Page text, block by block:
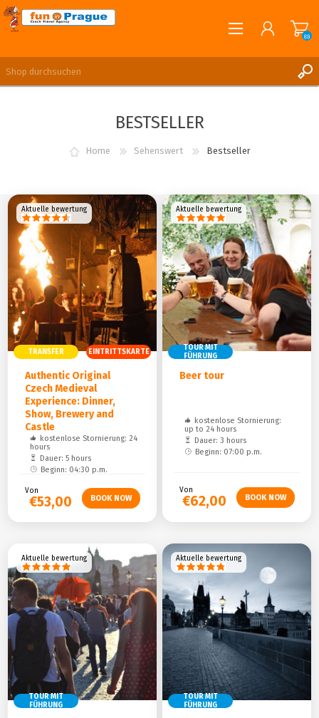
(0)
BESTSELLER
Home Sehenswert Bestseller
TRANSFER EINTRITTSKARTE
Authentic Original
Czech Medieval
Experience: Dinner,
Show, Brewery and
Castle
kostenlose Stornierung: 24
hours
Dauer: 5 hours
Beginn: 04:30 p.m.
Aktuelle bewertung
Von
€53,00
TOUR MIT
FÜHRUNG
Beer tour
kostenlose Stornierung:
up to 24 hours
Dauer: 3 hours
Beginn: 07:00 p.m.
Aktuelle bewertung
Von
€62,00
TOUR MIT
FÜHRUNG
Aktuelle bewertung
TOUR MIT
FÜHRUNG
Aktuelle bewertung